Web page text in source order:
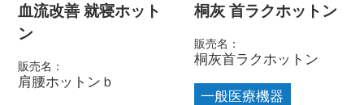
血流改善 就寝ホット
ン
販売名：
肩腰ホットンｂ
桐灰 首ラクホットン
販売名：
桐灰首ラクホットン
一般医療機器